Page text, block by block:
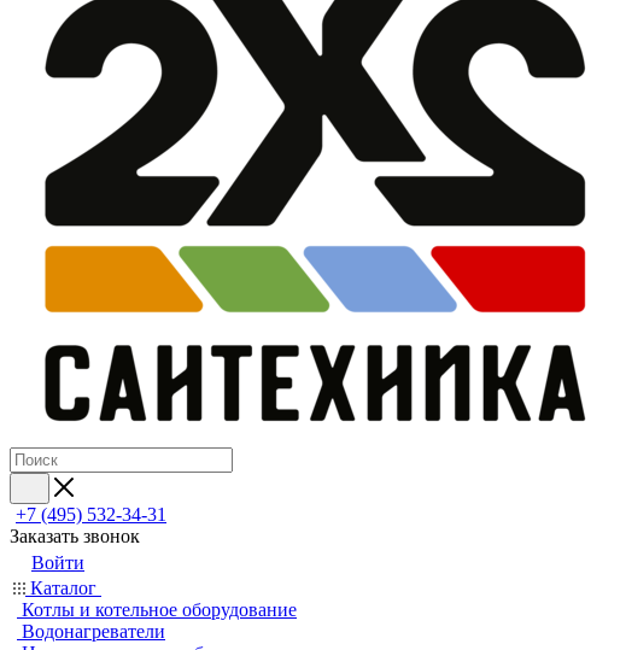
+7 (495) 532‑34‑31
Заказать звонок
Войти
Каталог
Котлы и котельное оборудование
Водонагреватели